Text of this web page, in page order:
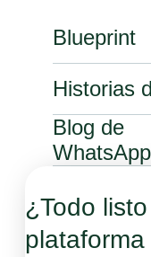
Blueprint
certificaciones
Ir a
Historias
Descubre
de WhatsApp
Blog de
Visitar blog
¿Todo
plataforma